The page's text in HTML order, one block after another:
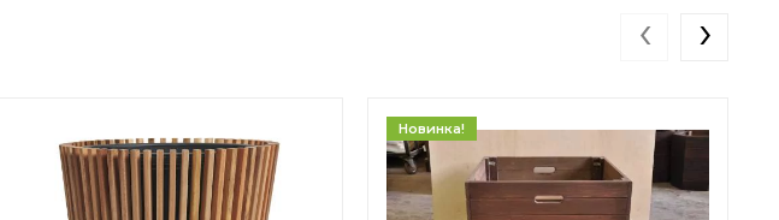
Новинка!
‹ ›